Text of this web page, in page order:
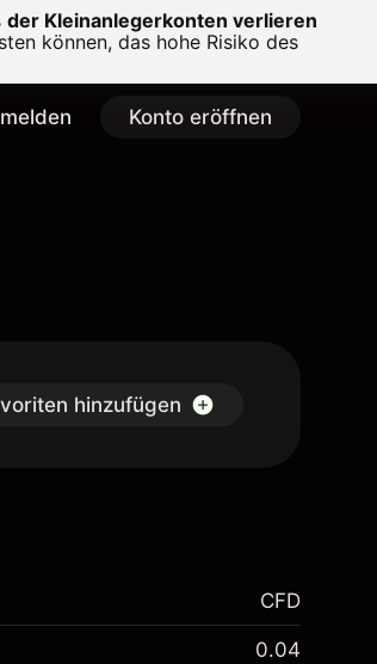
der Kleinanlegerkonten verlieren
können, das hohe Risiko des
Konto eröffnen
hinzufügen
CFD
0.04